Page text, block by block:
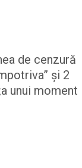
de cenzură
şi 2
unui moment